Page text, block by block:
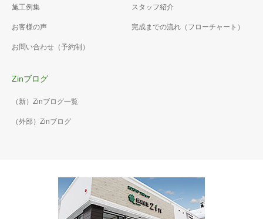
施工例集
お客様の声
お問い合わせ（予約制）
スタッフ紹介
完成までの流れ（フローチャート）
Zinブログ
（新）Zinブログ一覧
（外部）Zinブログ